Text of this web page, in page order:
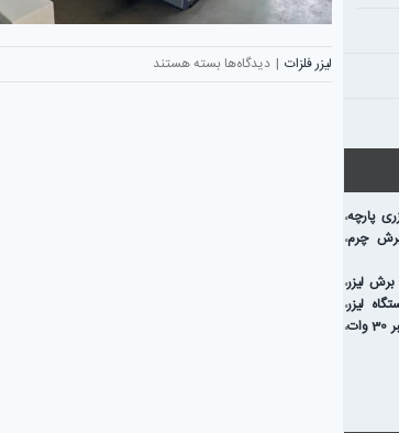
لیزر فلزات | دیدگاه‌ها برای
برد
بسته هستند
پارچه،
برش چرم،
برش لیزر،
لیزر،
،